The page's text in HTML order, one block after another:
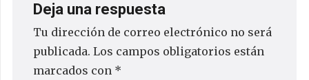
Deja una respuesta
Tu dirección de correo electrónico no será
publicada. Los campos obligatorios están
marcados con *